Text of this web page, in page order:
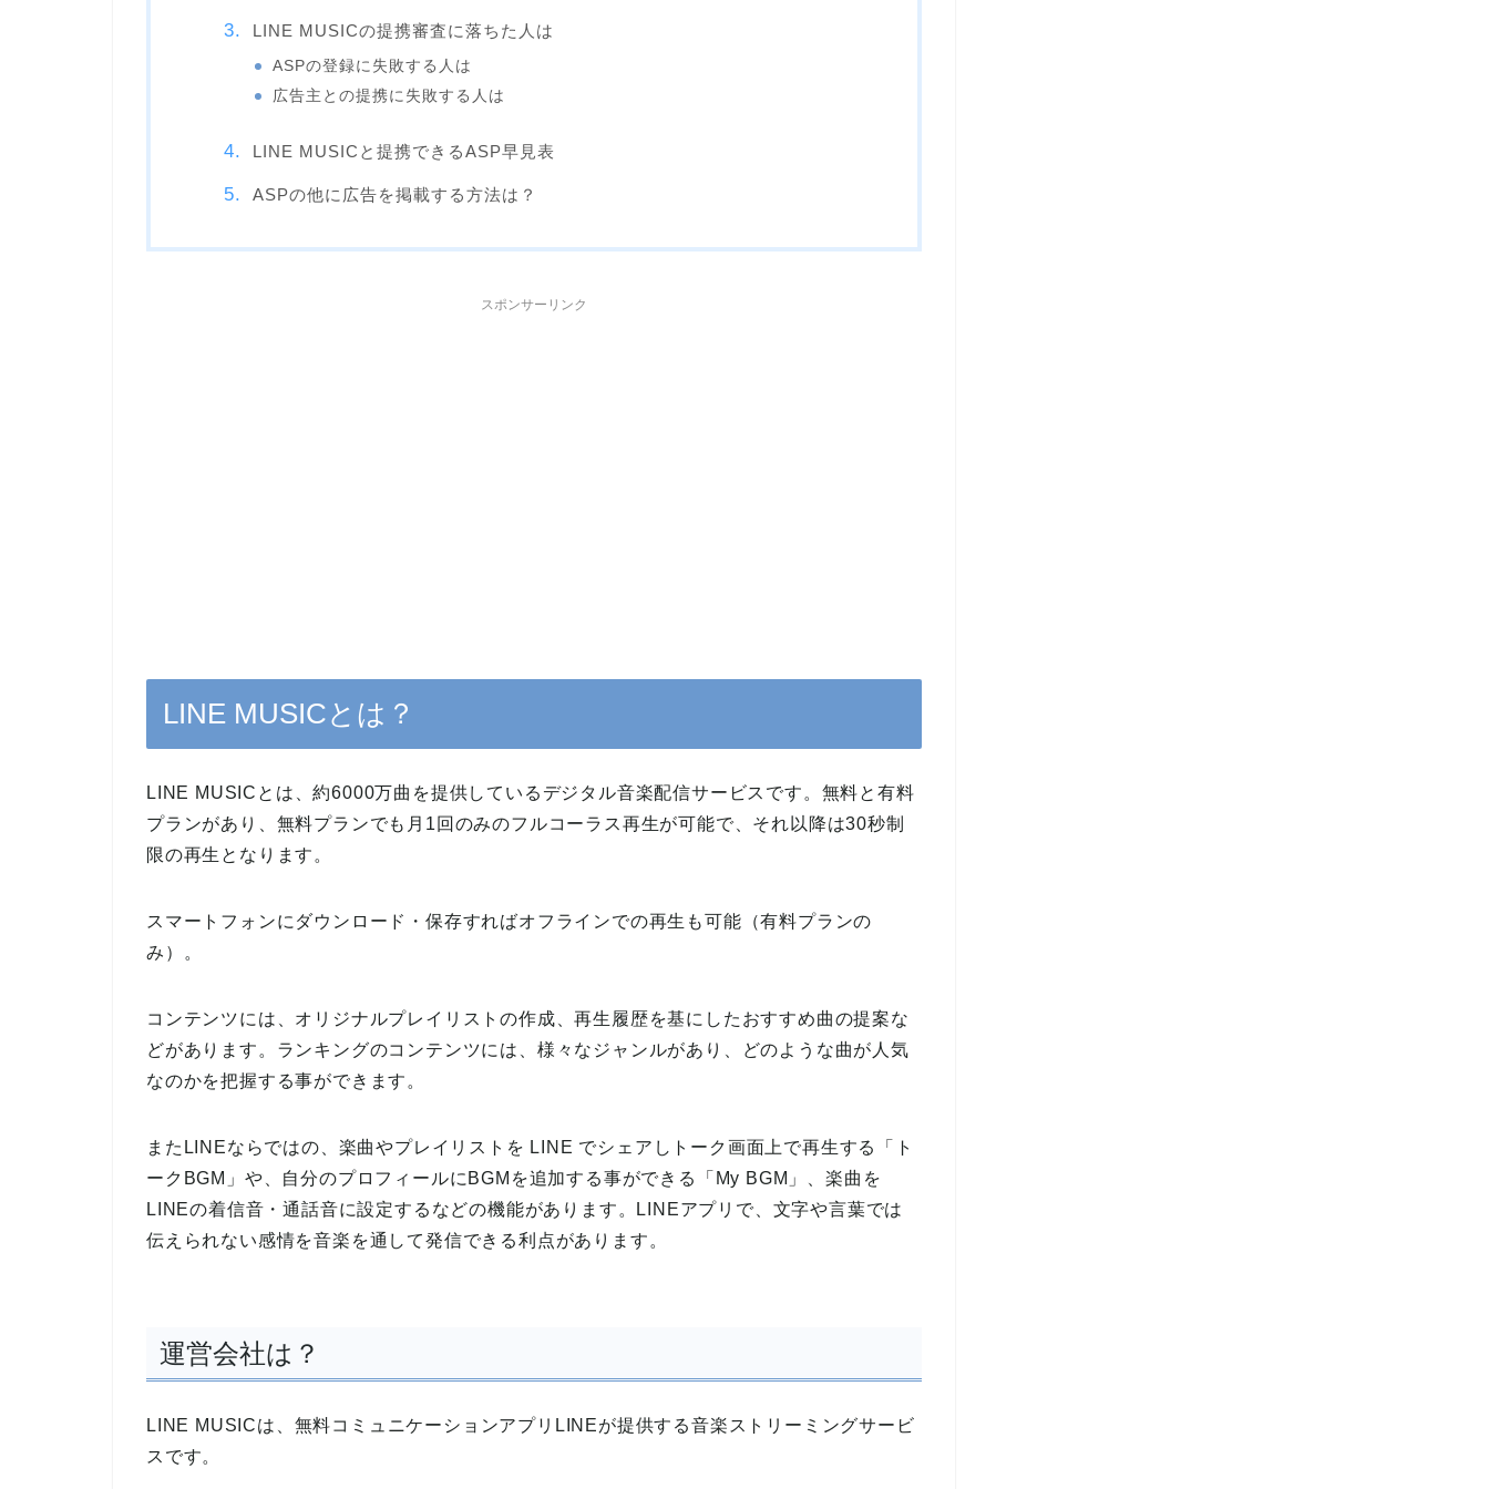
LINE MUSICの提携審査に落ちた人は
ASPの登録に失敗する人は
広告主との提携に失敗する人は
LINE MUSICと提携できるASP早見表
ASPの他に広告を掲載する方法は？
スポンサーリンク
LINE MUSICとは？
LINE MUSICとは、約6000万曲を提供しているデジタル音楽配信サービスです。無料と有料
プランがあり、無料プランでも月1回のみのフルコーラス再生が可能で、それ以降は30秒制
限の再生となります。
スマートフォンにダウンロード・保存すればオフラインでの再生も可能（有料プランの
み）。
コンテンツには、オリジナルプレイリストの作成、再生履歴を基にしたおすすめ曲の提案な
どがあります。ランキングのコンテンツには、様々なジャンルがあり、どのような曲が人気
なのかを把握する事ができます。
またLINEならではの、楽曲やプレイリストを LINE でシェアしトーク画面上で再生する「ト
ークBGM」や、自分のプロフィールにBGMを追加する事ができる「My BGM」、楽曲を
LINEの着信音・通話音に設定するなどの機能があります。LINEアプリで、文字や言葉では
伝えられない感情を音楽を通して発信できる利点があります。
運営会社は？
LINE MUSICは、無料コミュニケーションアプリLINEが提供する音楽ストリーミングサービ
スです。